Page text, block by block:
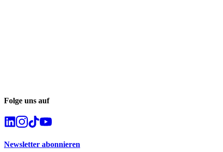
Folge uns auf
Newsletter abonnieren